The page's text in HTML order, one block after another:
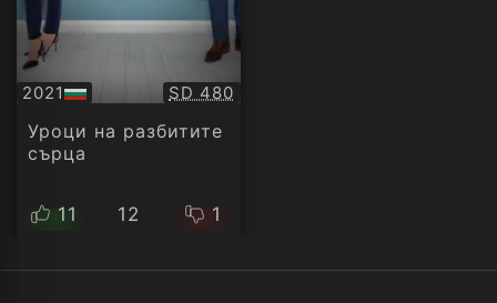
2021
БГ
аудио
Качество:
SD 480
Уроци на разбитите
сърца
11 12 1